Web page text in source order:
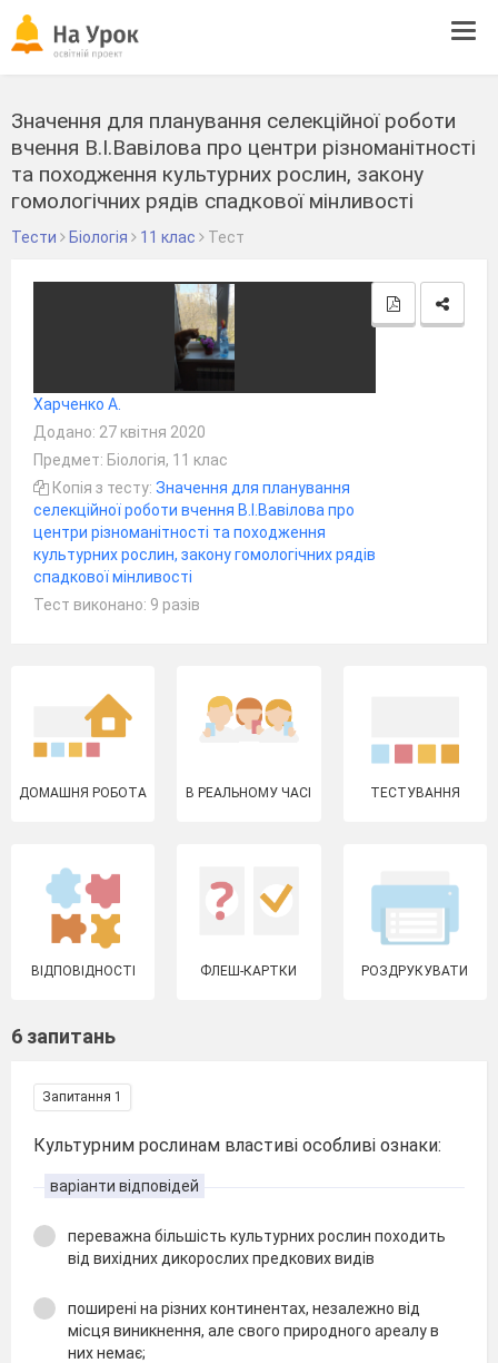
Значення для планування селекційної роботи
вчення В.І.Вавілова про центри різноманітності
та походження культурних рослин, закону
гомологічних рядів спадкової мінливості
Тести Біологія 11 клас Тест
Харченко А.
Додано: 27 квітня 2020
Предмет: Біологія, 11 клас
Копія з тесту: Значення для планування
селекційної роботи вчення В.І.Вавілова про
центри різноманітності та походження
культурних рослин, закону гомологічних рядів
спадкової мінливості
Тест виконано: 9 разів
ДОМАШНЯ РОБОТА В РЕАЛЬНОМУ ЧАСІ ТЕСТУВАННЯ
ВІДПОВІДНОСТІ ФЛЕШ-КАРТКИ РОЗДРУКУВАТИ
6 запитань
Запитання 1
Культурним рослинам властиві особливі ознаки:
варіанти відповідей
переважна більшість культурних рослин походить
від вихідних дикорослих предкових видів
поширені на різних континентах, незалежно від
місця виникнення, але свого природного ареалу в
них немає;